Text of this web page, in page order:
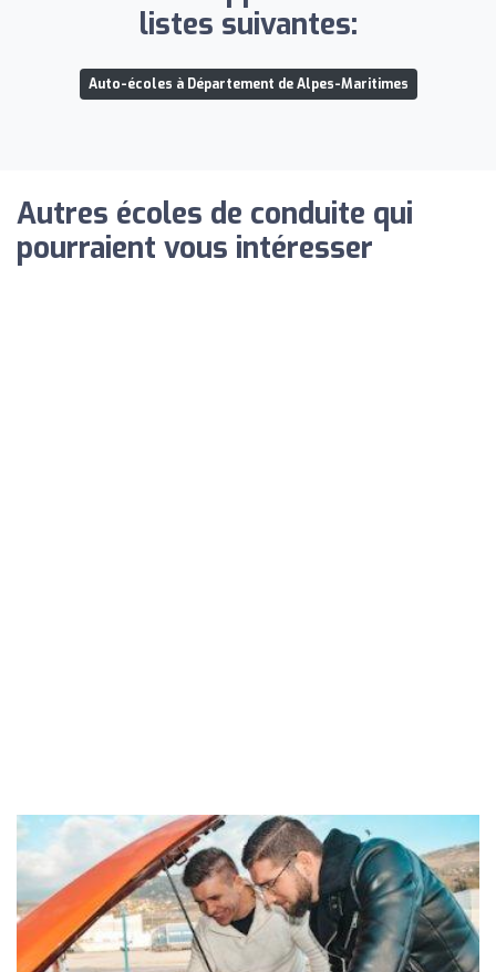
listes suivantes:
Auto-écoles à Département de Alpes-Maritimes
Autres écoles de conduite qui
pourraient vous intéresser